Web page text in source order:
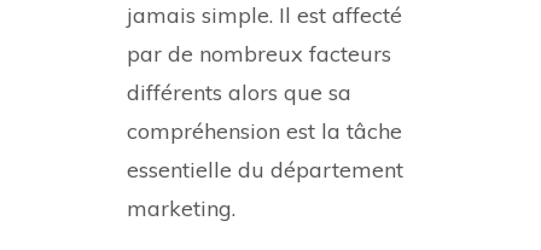
jamais simple. Il est affecté
par de nombreux facteurs
différents alors que sa
compréhension est la tâche
essentielle du département
marketing.